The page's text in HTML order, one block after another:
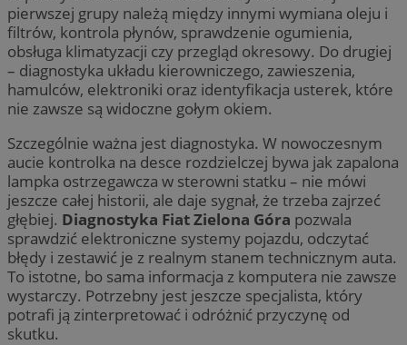
pierwszej grupy należą między innymi wymiana oleju i
filtrów, kontrola płynów, sprawdzenie ogumienia,
obsługa klimatyzacji czy przegląd okresowy. Do drugiej
– diagnostyka układu kierowniczego, zawieszenia,
hamulców, elektroniki oraz identyfikacja usterek, które
nie zawsze są widoczne gołym okiem.
Szczególnie ważna jest diagnostyka. W nowoczesnym
aucie kontrolka na desce rozdzielczej bywa jak zapalona
lampka ostrzegawcza w sterowni statku – nie mówi
jeszcze całej historii, ale daje sygnał, że trzeba zajrzeć
głębiej. Diagnostyka Fiat Zielona Góra pozwala
sprawdzić elektroniczne systemy pojazdu, odczytać
błędy i zestawić je z realnym stanem technicznym auta.
To istotne, bo sama informacja z komputera nie zawsze
wystarczy. Potrzebny jest jeszcze specjalista, który
potrafi ją zinterpretować i odróżnić przyczynę od
skutku.